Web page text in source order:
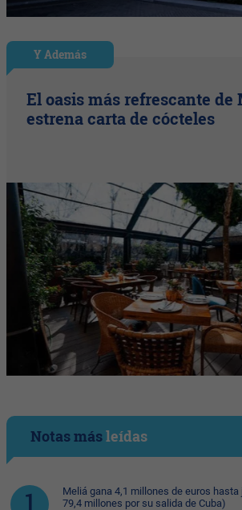
Y Además
El oasis más refrescante de
estrena carta de cócteles
Notas másleídas
Meliá gana 4,1 millones de euros
79,4 millones por su salida de Cuba)